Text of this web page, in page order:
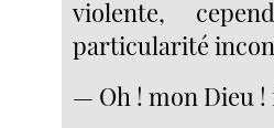
violente,
particularité
— Oh ! mon Dieu !